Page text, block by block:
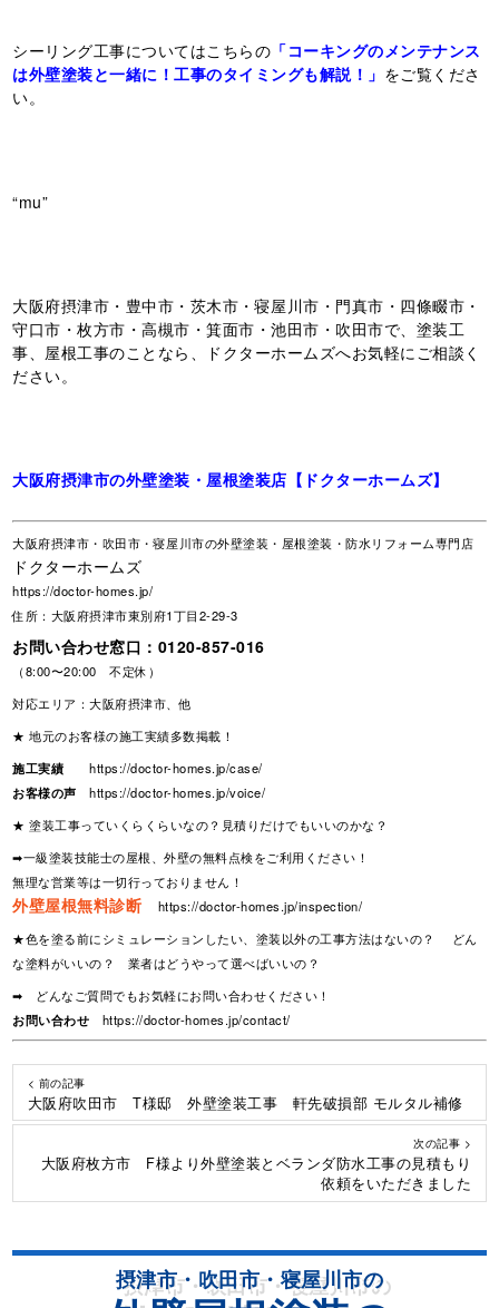
シーリング工事についてはこちらの 「コーキングのメンテナンス
は外壁塗装と一緒に！工事のタイミングも解説！」 をご覧くださ
い。
“mu”
大阪府摂津市・豊中市・茨木市・寝屋川市・門真市・四條畷市・
守口市・枚方市・高槻市・箕面市・池田市・吹田市で、塗装工
事、屋根工事のことなら、ドクターホームズへお気軽にご相談く
ださい。
大阪府摂津市の外壁塗装・屋根塗装店【ドクターホームズ】
大阪府摂津市・吹田市・寝屋川市の外壁塗装・屋根塗装・防水リフォーム専門店
ドクターホームズ
https://doctor-homes.jp/
住所：大阪府摂津市東別府1丁目2-29-3
お問い合わせ窓口： 0120-857-016
（8:00〜20:00 不定休）
対応エリア：大阪府摂津市、他
★ 地元のお客様の施工実績多数掲載！
施工実績
https://doctor-homes.jp/case/
お客様の声
https://doctor-homes.jp/voice/
★ 塗装工事っていくらくらいなの？見積りだけでもいいのかな？
➡一級塗装技能士の屋根、外壁の無料点検をご利用ください！
無理な営業等は一切行っておりません！
外壁屋根無料診断
https://doctor-homes.jp/inspection/
★色を塗る前にシミュレーションしたい、塗装以外の工事方法はないの？ どん
な塗料がいいの？ 業者はどうやって選べばいいの？
➡ どんなご質問でもお気軽にお問い合わせください！
お問い合わせ
https://doctor-homes.jp/contact/
< 前の記事
大阪府吹田市 T様邸 外壁塗装工事 軒先破損部 モルタル補修
次の記事 >
大阪府枚方市 F様より外壁塗装とベランダ防水工事の見積もり
依頼をいただきました
摂津市・吹田市・寝屋川市の